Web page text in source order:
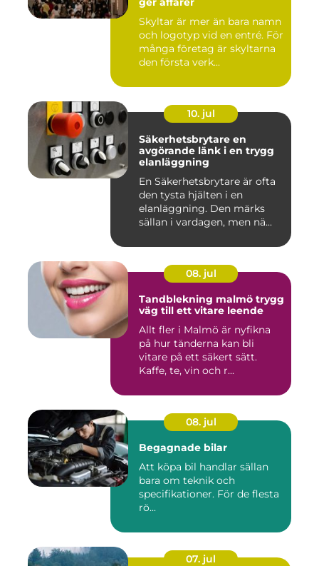
Skyltar är mer än bara namn
och logotyp vid en entré. För
många företag är skyltarna
den första verk...
10. jul
Säkerhetsbrytare en
avgörande länk i en trygg
elanläggning
En Säkerhetsbrytare är ofta
den tysta hjälten i en
elanläggning. Den märks
sällan i vardagen, men nä...
08. jul
Tandblekning malmö trygg
väg till ett vitare leende
Allt fler i Malmö är nyfikna
på hur tänderna kan bli
vitare på ett säkert sätt.
Kaffe, te, vin och r...
08. jul
Begagnade bilar
Att köpa bil handlar sällan
bara om teknik och
specifikationer. För de flesta
rö...
07. jul